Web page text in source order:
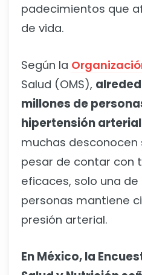
padecimientos que
de vida.
Según la
Salud (OMS),
millones de
hipertensión
muchas desconocen
pesar de contar con
eficaces, solo una
personas mantiene
presión arterial.
En México, la